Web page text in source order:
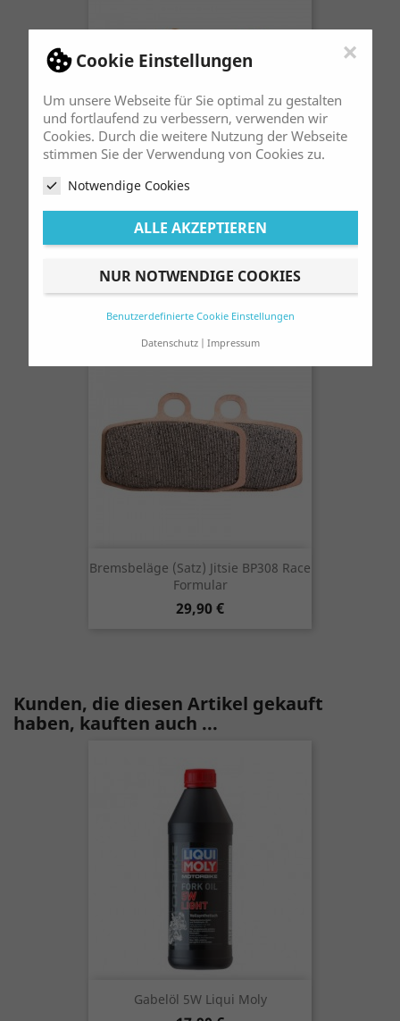
Cookie Einstellungen
Um unsere Webseite für Sie optimal zu gestalten
und fortlaufend zu verbessern, verwenden wir
Cookies. Durch die weitere Nutzung der Webseite
stimmen Sie der Verwendung von Cookies zu.
Notwendige Cookies
ALLE AKZEPTIEREN
NUR NOTWENDIGE COOKIES
Benutzerdefinierte Cookie Einstellungen
Datenschutz
Impressum
×
Bremsbeläge (Satz) Pas. Für AJP 2
Kolbenbremszange
19,00 €
Bremsbeläge (Satz) Jitsie BP308 Race
Formular
Preis
29,90 €
Kunden, die diesen Artikel gekauft
haben, kauften auch ...
Gabelöl 5W Liqui Moly